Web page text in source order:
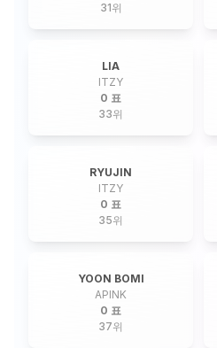
31위
LIA
ITZY
0 표
33위
RYUJIN
ITZY
0 표
35위
YOON BOMI
APINK
0 표
37위